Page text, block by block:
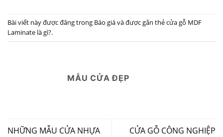
Bài viết này được đăng trong Báo giávà được gắn thẻcửa gỗ MDF
Laminate là gì?.
MẪU CỬA ĐẸP
NHỮNG MẪU CỬA NHỰA
CỬA GỖ CÔNG NGHIỆP